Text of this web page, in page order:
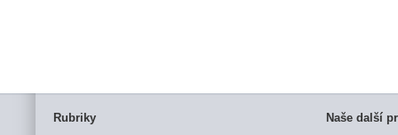
Rubriky Naše další